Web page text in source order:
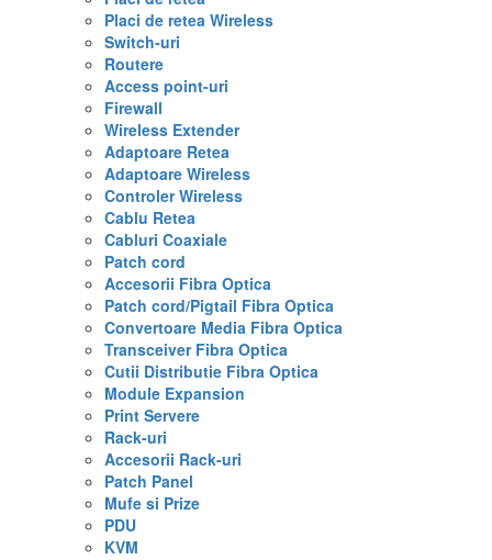
Placi de retea Wireless
Switch-uri
Routere
Access point-uri
Firewall
Wireless Extender
Adaptoare Retea
Adaptoare Wireless
Controler Wireless
Cablu Retea
Cabluri Coaxiale
Patch cord
Accesorii Fibra Optica
Patch cord/Pigtail Fibra Optica
Convertoare Media Fibra Optica
Transceiver Fibra Optica
Cutii Distributie Fibra Optica
Module Expansion
Print Servere
Rack-uri
Accesorii Rack-uri
Patch Panel
Mufe si Prize
PDU
KVM